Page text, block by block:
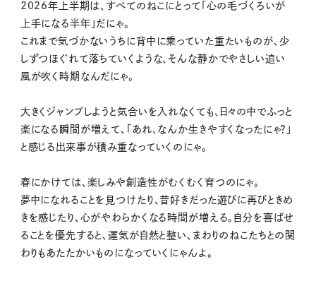
2026年上半期は、すべてのねこにとって「心の毛づくろいが
上手になる半年」だにゃ。
これまで気づかないうちに背中に乗っていた重たいものが、少
しずつほぐれて落ちていくような、そんな静かでやさしい追い
風が吹く時期なんだにゃ。
大きくジャンプしようと気合いを入れなくても、日々の中でふっと
楽になる瞬間が増えて、「あれ、なんか生きやすくなったにゃ？」
と感じる出来事が積み重なっていくのにゃ。
春にかけては、楽しみや創造性がむくむく育つのにゃ。
夢中になれることを見つけたり、昔好きだった遊びに再びときめ
きを感じたり、心がやわらかくなる時間が増える。自分を喜ばせ
ることを優先すると、運気が自然と整い、まわりのねこたちとの関
わりもあたたかいものになっていくにゃんよ。